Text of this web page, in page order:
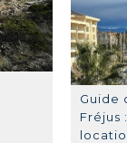
Guide
Fréjus